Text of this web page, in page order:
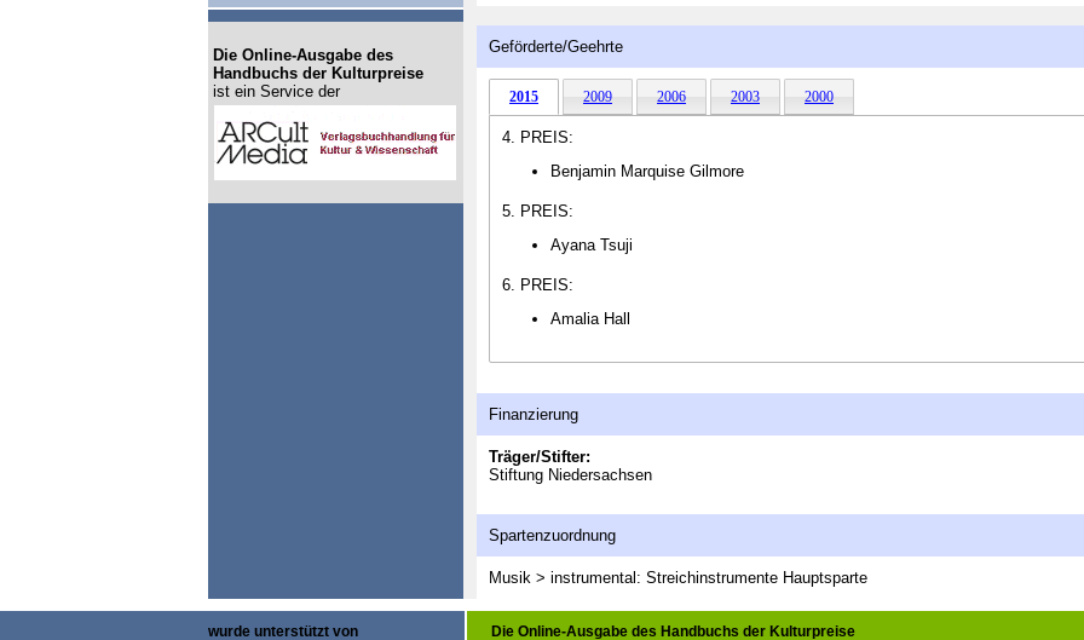
Geförderte/Geehrte
2015 2009 2006 2003 2000
4. PREIS:
Benjamin Marquise Gilmore
5. PREIS:
Ayana Tsuji
6. PREIS:
Amalia Hall
Finanzierung
Träger/Stifter:
Stiftung Niedersachsen
Spartenzuordnung
Musik > instrumental: Streichinstrumente Hauptsparte
Die Online-Ausgabe des
Handbuchs der Kulturpreise
ist ein Service der
wurde unterstützt von Die Online-Ausgabe des Handbuchs der Kulturpreise